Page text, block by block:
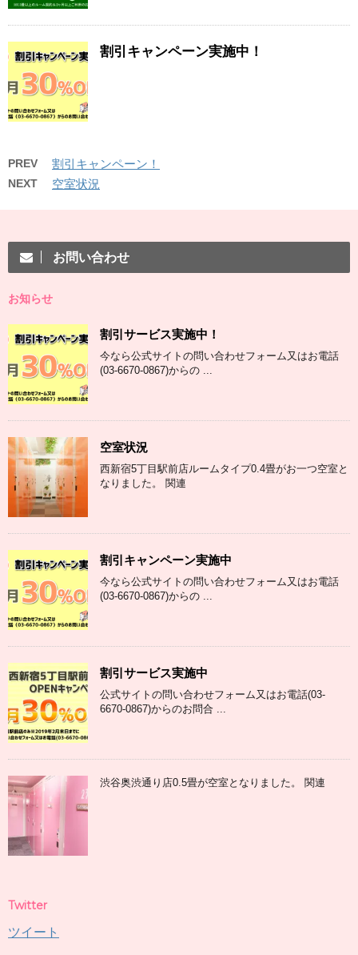
割引キャンペーン実施中！
PREV 割引キャンペーン！
NEXT 空室状況
お問い合わせ
お知らせ
割引サービス実施中！
今なら公式サイトの問い合わせフォーム又はお電話
(03-6670-0867)からの ...
空室状況
西新宿5丁目駅前店ルームタイプ0.4畳がお一つ空室と
なりました。 関連
割引キャンペーン実施中
今なら公式サイトの問い合わせフォーム又はお電話
(03-6670-0867)からの ...
割引サービス実施中
公式サイトの問い合わせフォーム又はお電話(03-
6670-0867)からのお問合 ...
渋谷奥渋通り店0.5畳が空室となりました。 関連
Twitter
ツイート